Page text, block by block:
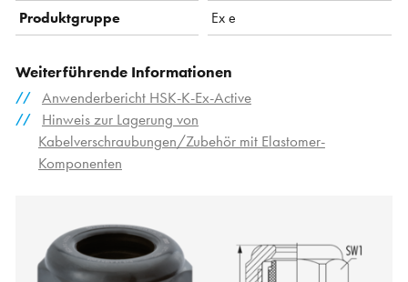
Produktgruppe
Ex e
Weiterführende Informationen
Anwenderbericht HSK-K-Ex-Active
Hinweis zur Lagerung von
Kabelverschraubungen/Zubehör mit Elastomer-
Komponenten